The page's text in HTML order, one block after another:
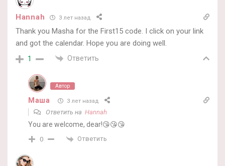
Hannah 3 лет назад
Thank you Masha for the First15 code. I click on your link
and got the calendar. Hope you are doing well.
1 Ответить
Автор
Маша 3 лет назад
Ответить на Hannah
You are welcome, dear!😘😘😘
0 Ответить